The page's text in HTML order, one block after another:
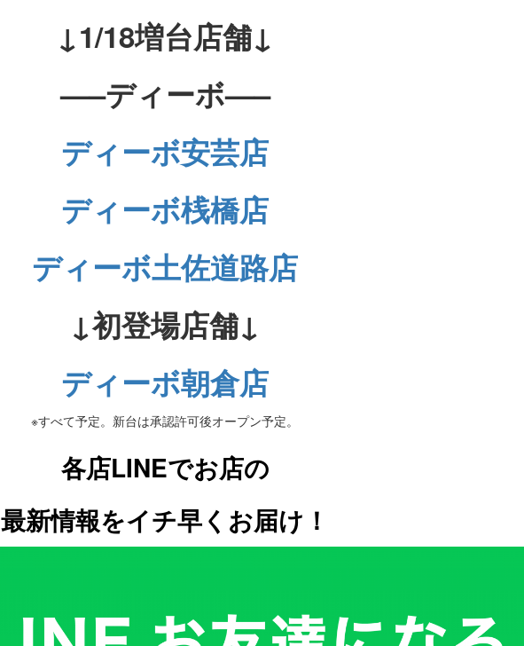
↓1/18増台店舗↓
—–ディーボ—–
ディーボ安芸店
ディーボ桟橋店
ディーボ土佐道路店
↓初登場店舗↓
ディーボ朝倉店
※すべて予定。新台は承認許可後オープン予定。
各店LINEでお店の
最新情報をイチ早くお届け！